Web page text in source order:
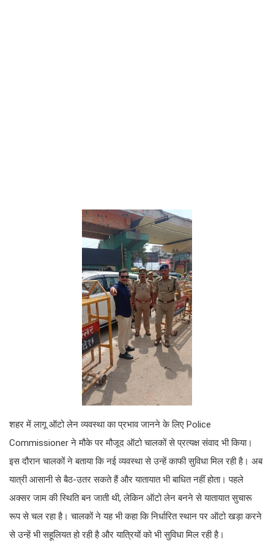
शहर में लागू ऑटो लेन व्यवस्था का प्रभाव जानने के लिए Police
Commissioner ने मौके पर मौजूद ऑटो चालकों से प्रत्यक्ष संवाद भी किया।
इस दौरान चालकों ने बताया कि नई व्यवस्था से उन्हें काफी सुविधा मिल रही है। अब
यात्री आसानी से बैठ-उतर सकते हैं और यातायात भी बाधित नहीं होता। पहले
अक्सर जाम की स्थिति बन जाती थी, लेकिन ऑटो लेन बनने से यातायात सुचारू
रूप से चल रहा है। चालकों ने यह भी कहा कि निर्धारित स्थान पर ऑटो खड़ा करने
से उन्हें भी सहूलियत हो रही है और यात्रियों को भी सुविधा मिल रही है।